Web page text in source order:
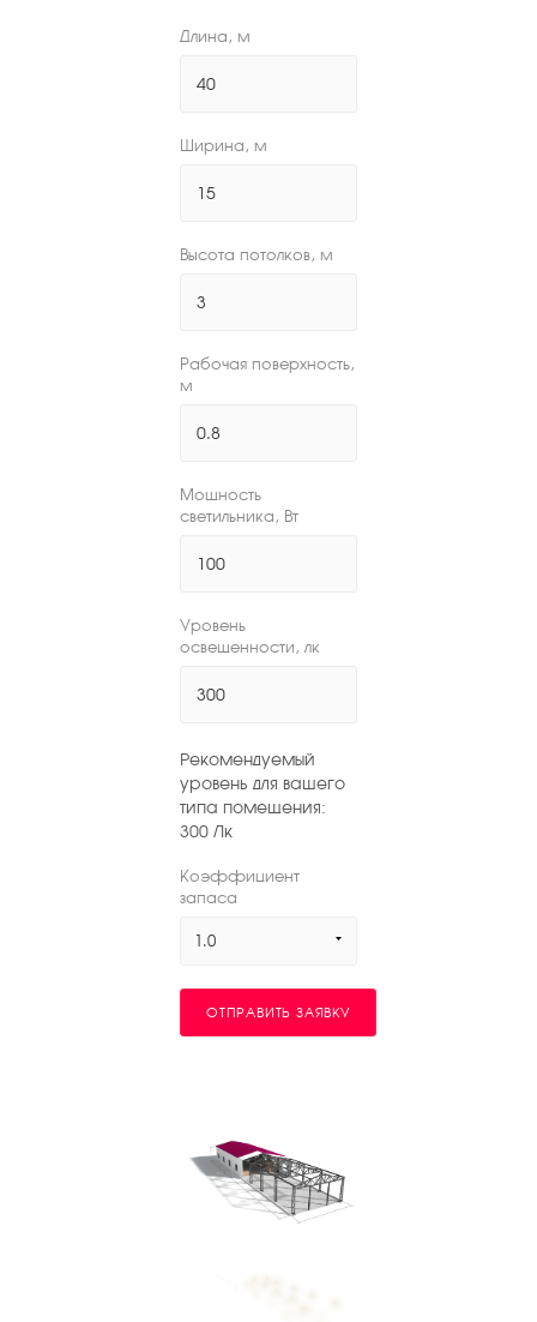
Длина, м
Ширина, м
Высота потолков, м
Рабочая поверхность,
м
Мощность
светильника, Вт
Уровень
освещенности, лк
Рекомендуемый
уровень для вашего
типа помещения:
300 Лк
Коэффициент
запаса
1.0
ОТПРАВИТЬ ЗАЯВКУ